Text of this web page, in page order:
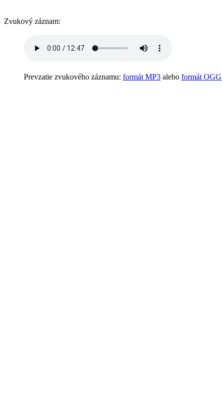
Zvukový záznam:
Prevzatie zvukového záznamu: formát MP3 alebo formát OGG